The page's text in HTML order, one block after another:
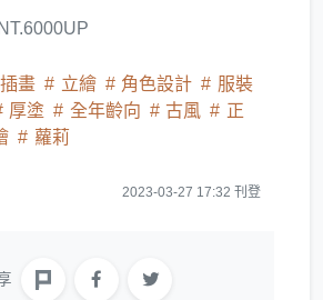
NT.6000UP
插畫 立繪 角色設計
服裝
厚塗 全年齡向 古風
正
蘿莉
2023-03-27 17:32 刊登